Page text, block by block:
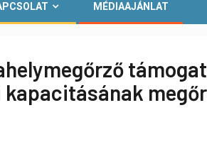
MÉDIAAJÁNLAT